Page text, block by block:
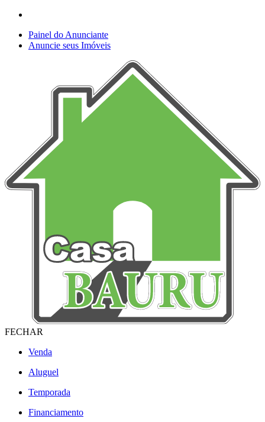
Painel do Anunciante
Anuncie seus Imóveis
FECHAR
Venda
Aluguel
Temporada
Financiamento